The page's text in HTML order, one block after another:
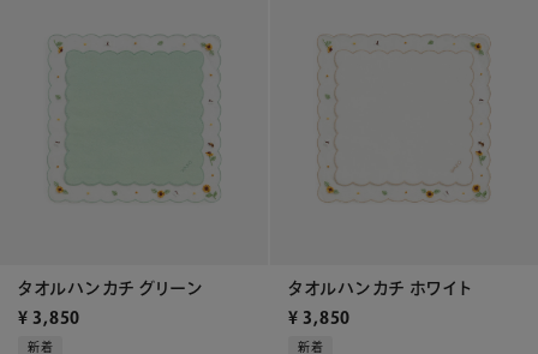
タオルハンカチ グリーン
¥ 3,850
新着
タオルハンカチ ホワイト
¥ 3,850
新着